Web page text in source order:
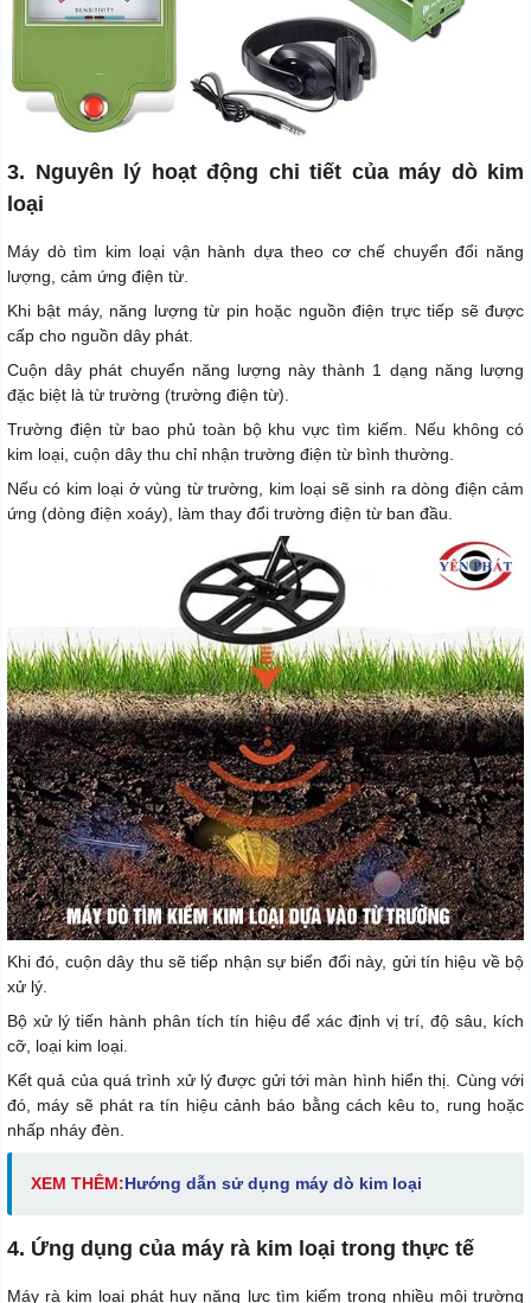
3. Nguyên lý hoạt động chi tiết của máy dò kim
loại
Máy dò tìm kim loại vận hành dựa theo cơ chế chuyển đổi năng
lượng, cảm ứng điện từ.
Khi bật máy, năng lượng từ pin hoặc nguồn điện trực tiếp sẽ được
cấp cho nguồn dây phát.
Cuộn dây phát chuyển năng lượng này thành 1 dạng năng lượng
đặc biệt là từ trường (trường điện từ).
Trường điện từ bao phủ toàn bộ khu vực tìm kiếm. Nếu không có
kim loại, cuộn dây thu chỉ nhận trường điện từ bình thường.
Nếu có kim loại ở vùng từ trường, kim loại sẽ sinh ra dòng điện cảm
ứng (dòng điện xoáy), làm thay đổi trường điện từ ban đầu.
Khi đó, cuộn dây thu sẽ tiếp nhận sự biến đổi này, gửi tín hiệu về bộ
xử lý.
Bộ xử lý tiến hành phân tích tín hiệu để xác định vị trí, độ sâu, kích
cỡ, loại kim loại.
Kết quả của quá trình xử lý được gửi tới màn hình hiển thị. Cùng với
đó, máy sẽ phát ra tín hiệu cảnh báo bằng cách kêu to, rung hoặc
nhấp nháy đèn.
XEM THÊM:Hướng dẫn sử dụng máy dò kim loại
4. Ứng dụng của máy rà kim loại trong thực tế
Máy rà kim loại phát huy năng lực tìm kiếm trong nhiều môi trường